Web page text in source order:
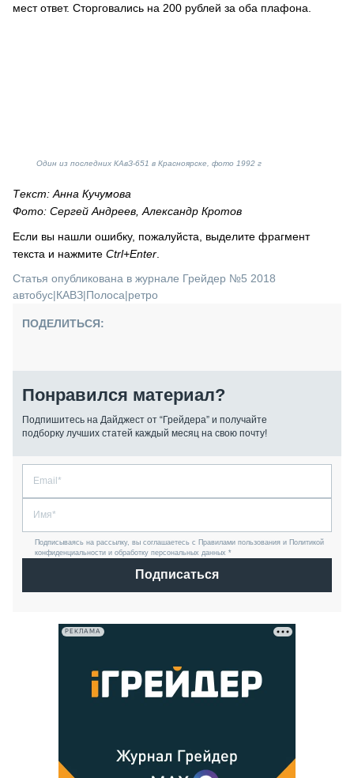
мест ответ. Сторговались на 200 рублей за оба плафона.
Один из последних КАвЗ-651 в Красноярске, фото 1992 г
Текст: Анна Кучумова
Фото: Сергей Андреев, Александр Кротов
Если вы нашли ошибку, пожалуйста, выделите фрагмент
текста и нажмите Ctrl+Enter
Статья опубликована в журнале Грейдер №5 2018
автобус|КАВЗ|Полоса|ретро
ПОДЕЛИТЬСЯ:
Понравился материал?
Подпишитесь на Дайджест от “Грейдера” и получайте
подборку лучших статей каждый месяц на свою почту!
Подписываясь на рассылку, вы соглашаетесь с Правилами пользования и Политикой
конфиденциальности и обработку персональных данных *
Подписаться
РЕКЛАМА